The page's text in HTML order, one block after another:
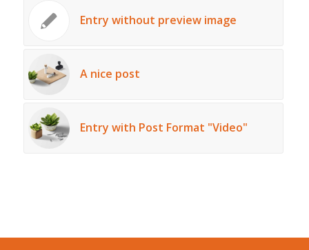
Entry without preview image
A nice post
Entry with Post Format "Video"